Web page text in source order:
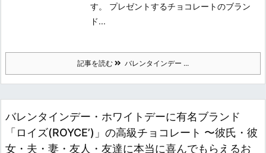
す。 プレゼントするチョコレートのブラン
ド...
記事を読む バレンタインデー ...
バレンタインデー・ホワイトデーに有名ブランド
「ロイズ(ROYCE’)」の高級チョコレート 〜彼氏・彼
女・夫・妻・友人・友達に本当に喜んでもらえるお